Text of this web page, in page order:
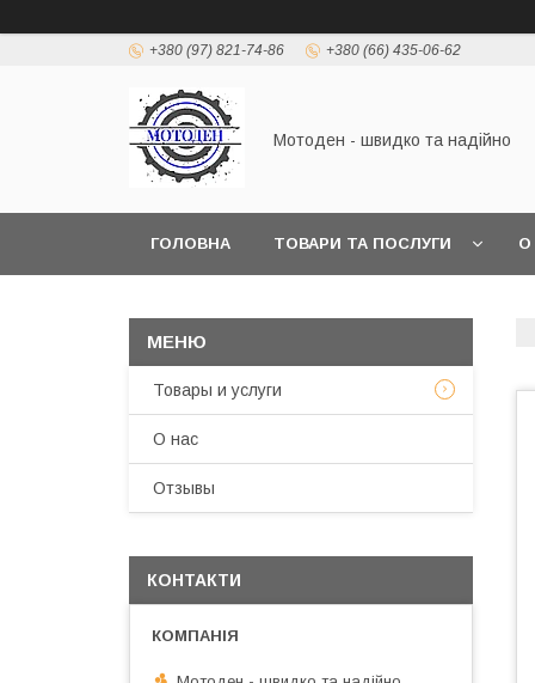
+380 (97) 821-74-86 +380 (66) 435-06-62
Мотоден - швидко та надійно
ГОЛОВНА ТОВАРИ ТА ПОСЛУГИ О
Товары и услуги
О нас
Отзывы
КОНТАКТИ